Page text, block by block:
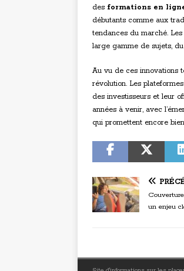
des formations en
débutants comme aux
tendances du marché.
large gamme de sujets,
Au vu de ces innovations
révolution. Les
des investisseurs et leur
années à venir, avec
qui promettent encore
un enjeu